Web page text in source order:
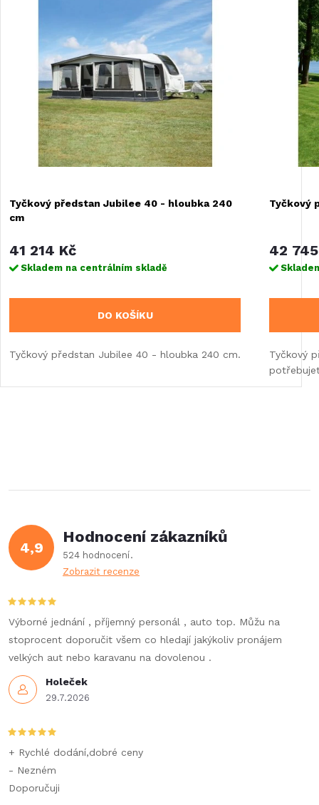
Tyčkový předstan Jubilee 40 - hloubka 240
cm
41 214 Kč
Skladem na centrálním skladě
DO KOŠÍKU
Tyčkový předstan Jubilee 40 - hloubka 240 cm.
Tyčkový
42
Tyčkový
4,9
Hodnocení zákazníků
524 hodnocení
Zobrazit recenze
Holeček
29.7.2026
Výborné jednání , příjemný personál , auto top. Můžu na
stoprocent doporučit všem co hledají jakýkoliv pronájem
velkých aut nebo karavanu na dovolenou .
+ Rychlé dodání,dobré ceny
- Nezném
Doporučuji